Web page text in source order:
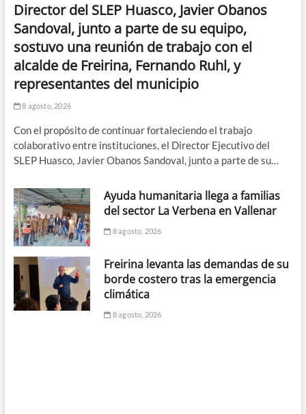
Director del SLEP Huasco, Javier Obanos
Sandoval, junto a parte de su equipo,
sostuvo una reunión de trabajo con el
alcalde de Freirina, Fernando Ruhl, y
representantes del municipio
8 agosto, 2026
Con el propósito de continuar fortaleciendo el trabajo
colaborativo entre instituciones, el Director Ejecutivo del
SLEP Huasco, Javier Obanos Sandoval, junto a parte de su…
Ayuda humanitaria llega a familias
del sector La Verbena en Vallenar
8 agosto, 2026
Freirina levanta las demandas de su
borde costero tras la emergencia
climática
8 agosto, 2026